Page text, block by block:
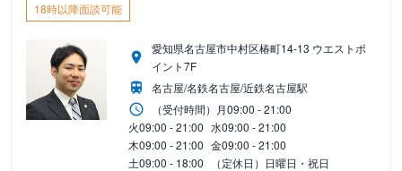
18時以降面談可能
愛知県名古屋市中村区椿町14-13 ウエストポ
イント7F
名古屋/名鉄名古屋/近鉄名古屋駅
（受付時間） 月09:00 - 21:00
火09:00 - 21:00 水09:00 - 21:00
木09:00 - 21:00 金09:00 - 21:00
土09:00 - 18:00 （定休日）日曜日・祝日